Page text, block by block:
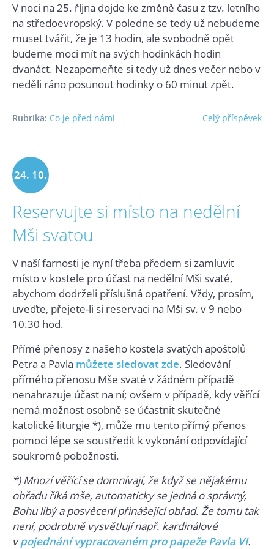
V noci na 25. října dojde ke změně času z tzv. letního
na středoevropský. V poledne se tedy už nebudeme
muset tvářit, že je 13 hodin, ale svobodně opět
budeme moci mít na svých hodinkách hodin
dvanáct. Nezapomeňte si tedy už dnes večer nebo v
neděli ráno posunout hodinky o 60 minut zpět.
Celý příspěvek
Rubrika: Co je před námi
24. 10.
2020
Reservujte si místo na nedělní
Mši svatou
V naší farnosti je nyní třeba předem si zamluvit
místo v kostele pro účast na nedělní Mši svaté,
abychom dodrželi příslušná opatření. Vždy, prosím,
uveďte, přejete-li si reservaci na Mši sv. v 9 nebo
10.30 hod.
Přímé přenosy z našeho kostela svatých apoštolů
Petra a Pavla můžete sledovat zde. Sledování
přímého přenosu Mše svaté v žádném případě
nenahrazuje účast na ní; ovšem v případě, kdy věřící
nemá možnost osobně se účastnit skutečné
katolické liturgie *), může mu tento přímý přenos
pomoci lépe se soustředit k vykonání odpovídající
soukromé pobožnosti.
*) Mnozí věřící se domnívají, že když se nějakému
obřadu říká mše, automaticky se jedná o správný,
Bohu libý a posvěcení přinášející obřad. Že tomu tak
není, podrobně vysvětlují např. kardinálové
vpojednání vypracovaném pro papeže Pavla VI.